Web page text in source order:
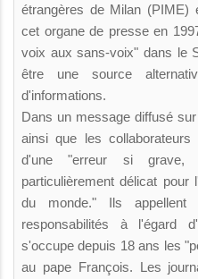
étrangères de Milan (PIME)
cet organe de presse en
voix aux sans-voix" dans le
être une source
d'informations.
Dans un message diffusé
ainsi que les
d'une "erreur si grave,
particulièrement délicat
du monde." Ils
responsabilités à l'égard
s'occupe depuis 18 ans les
au pape François. Les